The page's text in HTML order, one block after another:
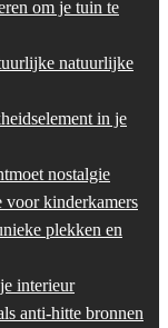
om je tuin te
natuurlijke
in je
nostalgie
voor kinderkamers
plekken en
interieur
anti-hitte bronnen